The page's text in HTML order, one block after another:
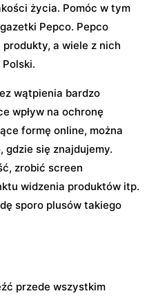
życia. Pomóc w tym
Pepco. Pepco
a wiele z nich
wątpienia bardzo
wpływ na ochronę
formę online, można
gdzie się znajdujemy.
zrobić screen
widzenia produktów itp.
sporo plusów takiego
przede wszystkim